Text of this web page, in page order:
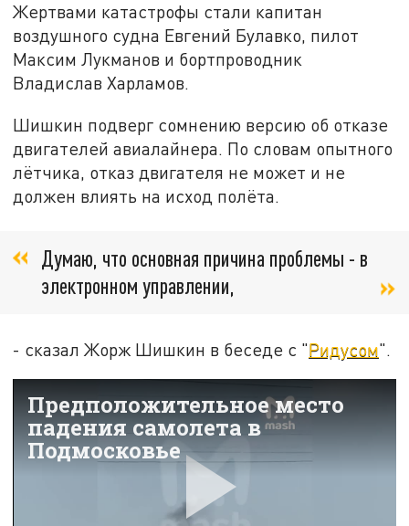
Жертвами катастрофы стали капитан
воздушного судна Евгений Булавко, пилот
Максим Лукманов и бортпроводник
Владислав Харламов.
Шишкин подверг сомнению версию об отказе
двигателей авиалайнера. По словам опытного
лётчика, отказ двигателя не может и не
должен влиять на исход полёта.
Думаю, что основная причина проблемы - в
электронном управлении,
- сказал Жорж Шишкин в беседе с "Ридусом".